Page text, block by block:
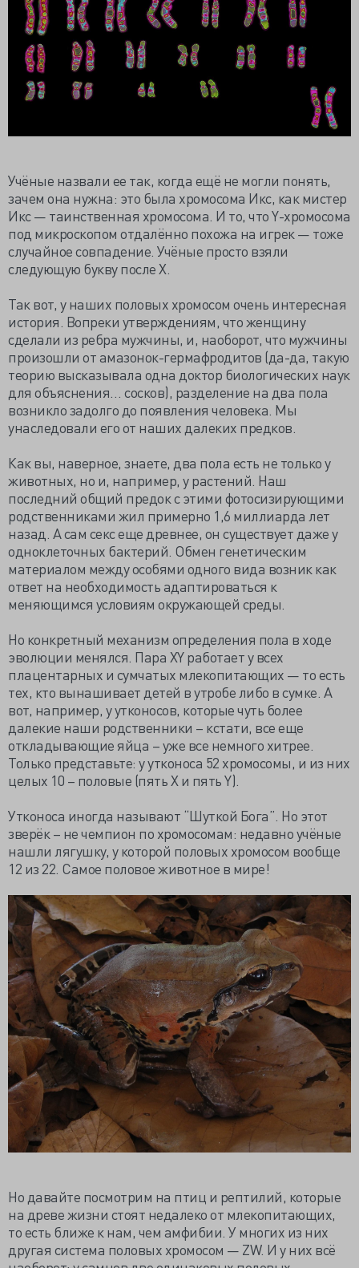
Учёные назвали ее так, когда ещё не могли понять,
зачем она нужна: это была хромосома Икс, как мистер
Икс — таинственная хромосома. И то, что Y-хромосома
под микроскопом отдалённо похожа на игрек — тоже
случайное совпадение. Учёные просто взяли
следующую букву после X.
Так вот, у наших половых хромосом очень интересная
история. Вопреки утверждениям, что женщину
сделали из ребра мужчины, и, наоборот, что мужчины
произошли от амазонок-гермафродитов (да-да, такую
теорию высказывала одна доктор биологических наук
для объяснения… сосков), разделение на два пола
возникло задолго до появления человека. Мы
унаследовали его от наших далеких предков.
Как вы, наверное, знаете, два пола есть не только у
животных, но и, например, у растений. Наш
последний общий предок с этими фотосизирующими
родственниками жил примерно 1,6 миллиарда лет
назад. А сам секс еще древнее, он существует даже у
одноклеточных бактерий. Обмен генетическим
материалом между особями одного вида возник как
ответ на необходимость адаптироваться к
меняющимся условиям окружающей среды.
Но конкретный механизм определения пола в ходе
эволюции менялся. Пара XY работает у всех
плацентарных и сумчатых млекопитающих — то есть
тех, кто вынашивает детей в утробе либо в сумке. А
вот, например, у утконосов, которые чуть более
далекие наши родственники – кстати, все еще
откладывающие яйца – уже все немного хитрее.
Только представьте: у утконоса 52 хромосомы, и из них
целых 10 – половые (пять X и пять Y).
Утконоса иногда называют “Шуткой Бога”. Но этот
зверёк – не чемпион по хромосомам: недавно учёные
нашли лягушку, у которой половых хромосом вообще
12 из 22. Самое половое животное в мире!
Но давайте посмотрим на птиц и рептилий, которые
на древе жизни стоят недалеко от млекопитающих,
то есть ближе к нам, чем амфибии. У многих из них
другая система половых хромосом — ZW. И у них всё